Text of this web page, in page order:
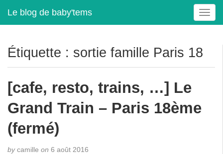
Le blog de baby'tems
T
o
e
Étiquette : sortie famille Paris 18
[cafe, resto, trains, …] Le
Grand Train – Paris 18ème
(fermé)
bycamille on 6 août 2016